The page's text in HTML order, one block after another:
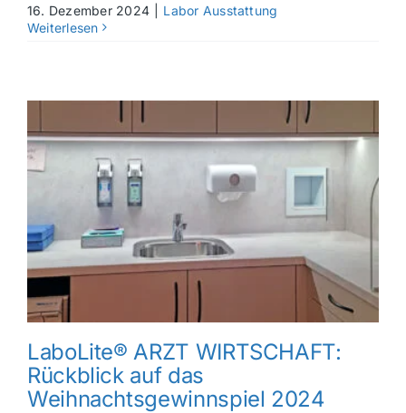
16. Dezember 2024
Labor Ausstattung
Weiterlesen
LaboLite® ARZT WIRTSCHAFT:
Rückblick auf das
Weihnachtsgewinnspiel 2024